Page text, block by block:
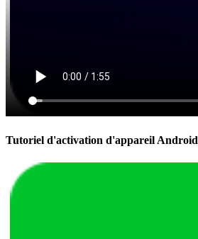
Tutoriel d'activation d'appareil Android